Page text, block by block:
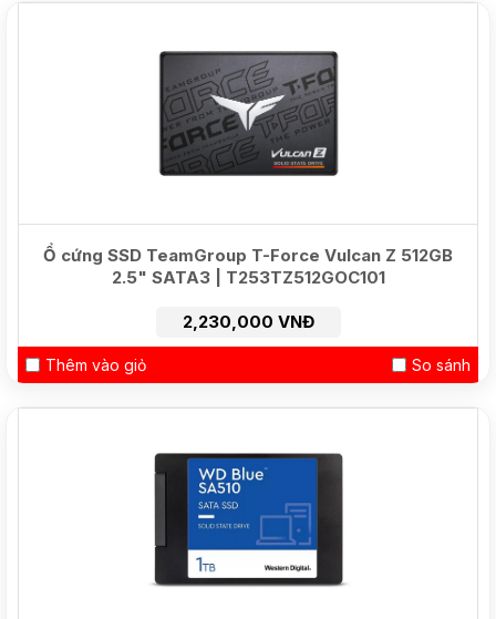
Ổ cứng SSD TeamGroup T-Force Vulcan Z 512GB
2.5" SATA3 | T253TZ512GOC101
2,230,000 VNĐ
Thêm vào giỏ So sánh